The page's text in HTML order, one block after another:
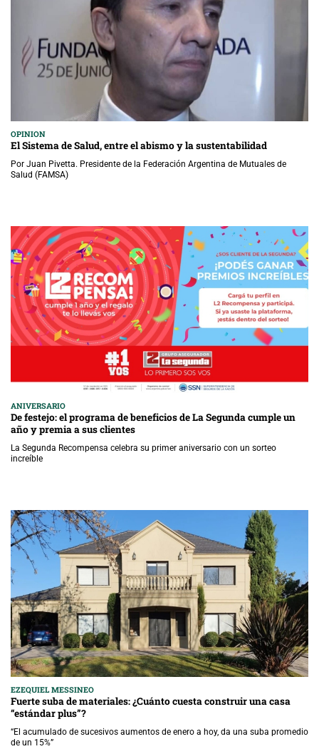
OPINION
El Sistema de Salud, entre el abismo y la sustentabilidad
Por Juan Pivetta. Presidente de la Federación Argentina de Mutuales de
Salud (FAMSA)
ANIVERSARIO
De festejo: el programa de beneficios de La Segunda cumple un
año y premia a sus clientes
La Segunda Recompensa celebra su primer aniversario con un sorteo
increíble
EZEQUIEL MESSINEO
Fuerte suba de materiales: ¿Cuánto cuesta construir una casa
“estándar plus”?
“El acumulado de sucesivos aumentos de enero a hoy, da una suba promedio
de un 15%”